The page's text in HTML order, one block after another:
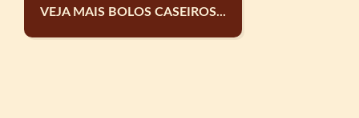
VEJA MAIS BOLOS CASEIROS...